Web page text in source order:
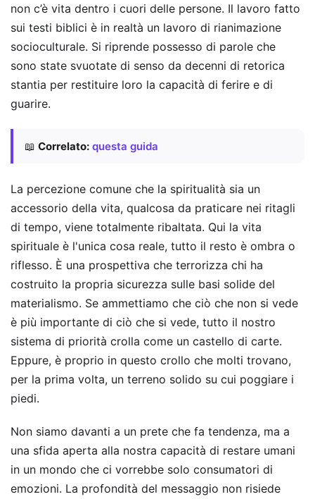
non c’è vita dentro i cuori delle persone. Il lavoro fatto
sui testi biblici è in realtà un lavoro di rianimazione
socioculturale. Si riprende possesso di parole che
sono state svuotate di senso da decenni di retorica
stantia per restituire loro la capacità di ferire e di
guarire.
📖 Correlato: questa guida
La percezione comune che la spiritualità sia un
accessorio della vita, qualcosa da praticare nei ritagli
di tempo, viene totalmente ribaltata. Qui la vita
spirituale è l'unica cosa reale, tutto il resto è ombra o
riflesso. È una prospettiva che terrorizza chi ha
costruito la propria sicurezza sulle basi solide del
materialismo. Se ammettiamo che ciò che non si vede
è più importante di ciò che si vede, tutto il nostro
sistema di priorità crolla come un castello di carte.
Eppure, è proprio in questo crollo che molti trovano,
per la prima volta, un terreno solido su cui poggiare i
piedi.
Non siamo davanti a un prete che fa tendenza, ma a
una sfida aperta alla nostra capacità di restare umani
in un mondo che ci vorrebbe solo consumatori di
emozioni. La profondità del messaggio non risiede